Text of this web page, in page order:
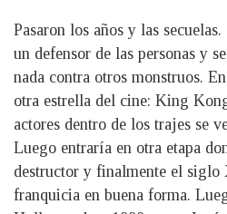
Pasaron los años y las
un defensor de las personas y
nada contra otros monstruos.
otra estrella del cine: King
actores dentro de los trajes se
Luego entraría en otra etapa
destructor y finalmente el siglo
franquicia en buena forma.